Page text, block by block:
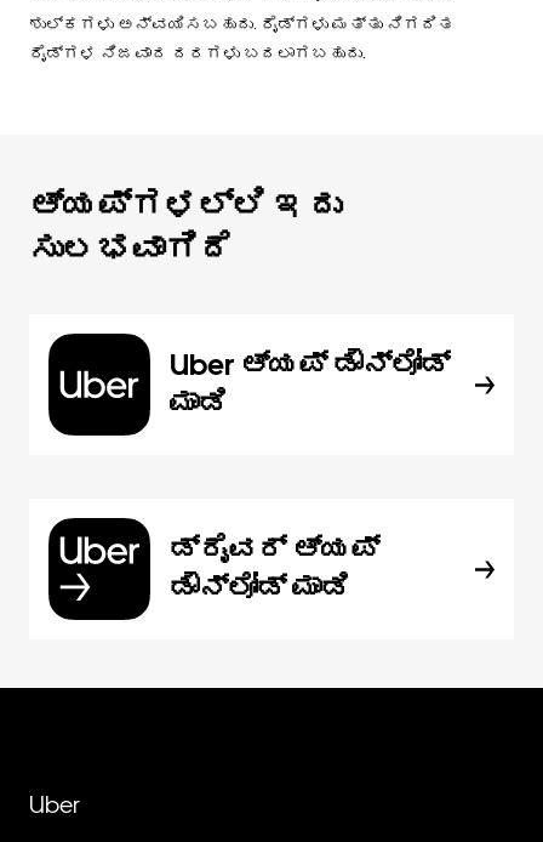
ಶುಲ್ಕಗಳು ಅನ್ವಯಿಸಬಹುದು. ರೈಡ್‌ಗಳು ಮತ್ತು ನಿಗದಿತ
ರೈಡ್‌ಗಳ ನಿಜವಾದ ದರಗಳು ಬದಲಾಗಬಹುದು.
ಆ್ಯಪ್‌‌ಗಳಲ್ಲಿ ಇದು
ಸುಲಭವಾಗಿದೆ
Uber ಆ್ಯಪ್‍ ಡೌನ್‌ಲೋಡ್
ಮಾಡಿ
ಡ್ರೈವರ್ ಆ್ಯಪ್
ಡೌನ್‌ಲೋಡ್ ಮಾಡಿ
Uber